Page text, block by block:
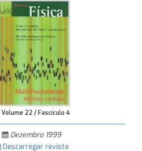
Volume 22 / Fascículo 4
Dezembro 1999
Descarregar revista